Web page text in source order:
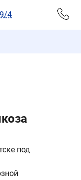
4
под